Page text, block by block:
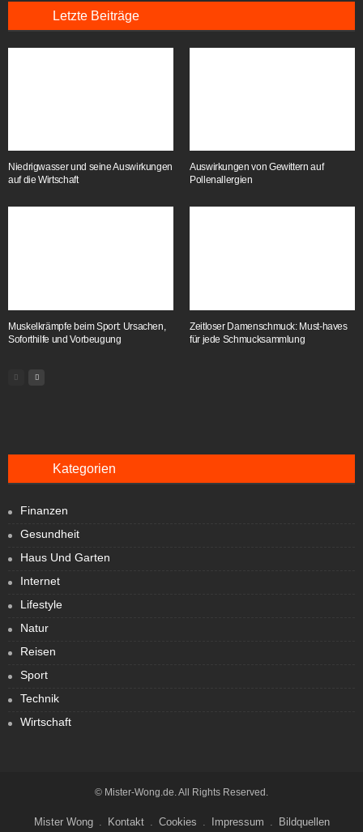
Letzte Beiträge
Niedrigwasser und seine Auswirkungen
auf die Wirtschaft
Auswirkungen von Gewittern auf
Pollenallergien
Muskelkrämpfe beim Sport: Ursachen,
Soforthilfe und Vorbeugung
Zeitloser Damenschmuck: Must-haves
für jede Schmucksammlung
Kategorien
Finanzen
Gesundheit
Haus Und Garten
Internet
Lifestyle
Natur
Reisen
Sport
Technik
Wirtschaft
© Mister-Wong.de. All Rights Reserved.
Mister Wong Kontakt Cookies Impressum Bildquellen